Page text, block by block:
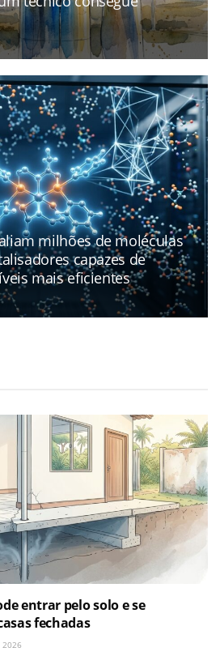
milhões de moléculas
capazes de
mais eficientes
entrar pelo solo e se
fechadas
2026